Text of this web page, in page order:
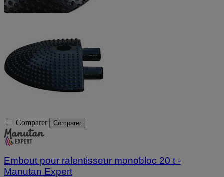
Comparer Comparer
Embout pour ralentisseur monobloc 20 t -
Manutan Expert